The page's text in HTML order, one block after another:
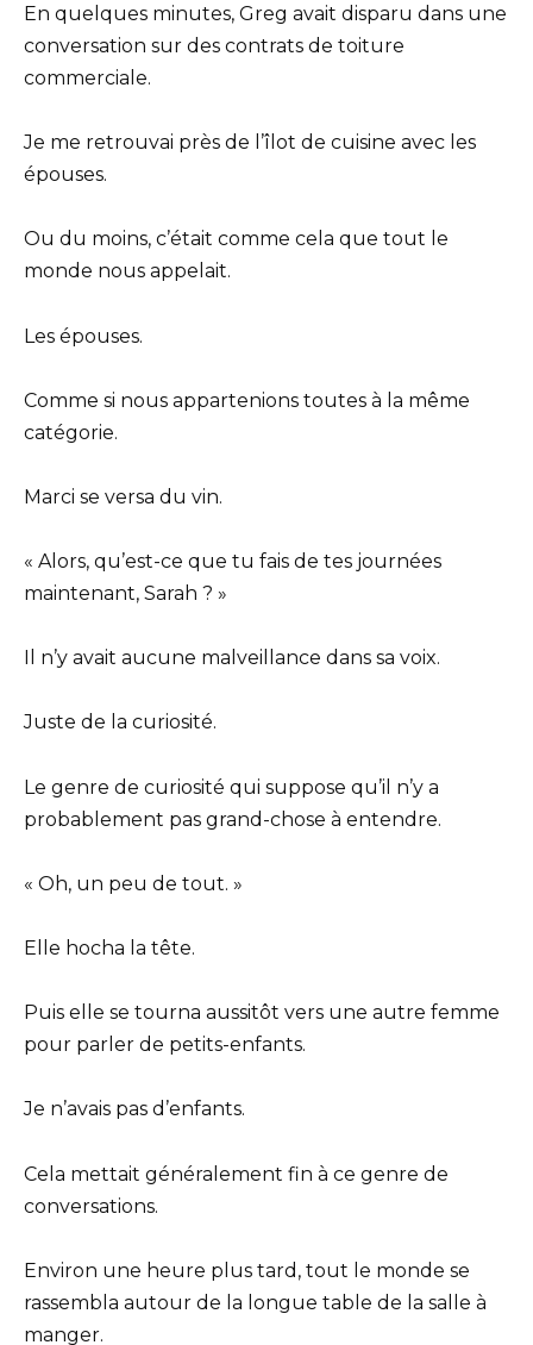
En quelques minutes, Greg avait disparu dans une
conversation sur des contrats de toiture
commerciale.
Je me retrouvai près de l’îlot de cuisine avec les
épouses.
Ou du moins, c’était comme cela que tout le
monde nous appelait.
Les épouses.
Comme si nous appartenions toutes à la même
catégorie.
Marci se versa du vin.
« Alors, qu’est-ce que tu fais de tes journées
maintenant, Sarah ? »
Il n’y avait aucune malveillance dans sa voix.
Juste de la curiosité.
Le genre de curiosité qui suppose qu’il n’y a
probablement pas grand-chose à entendre.
« Oh, un peu de tout. »
Elle hocha la tête.
Puis elle se tourna aussitôt vers une autre femme
pour parler de petits-enfants.
Je n’avais pas d’enfants.
Cela mettait généralement fin à ce genre de
conversations.
Environ une heure plus tard, tout le monde se
rassembla autour de la longue table de la salle à
manger.